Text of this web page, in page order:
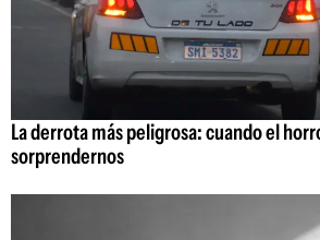
La derrota más peligrosa: cuando el
sorprendernos